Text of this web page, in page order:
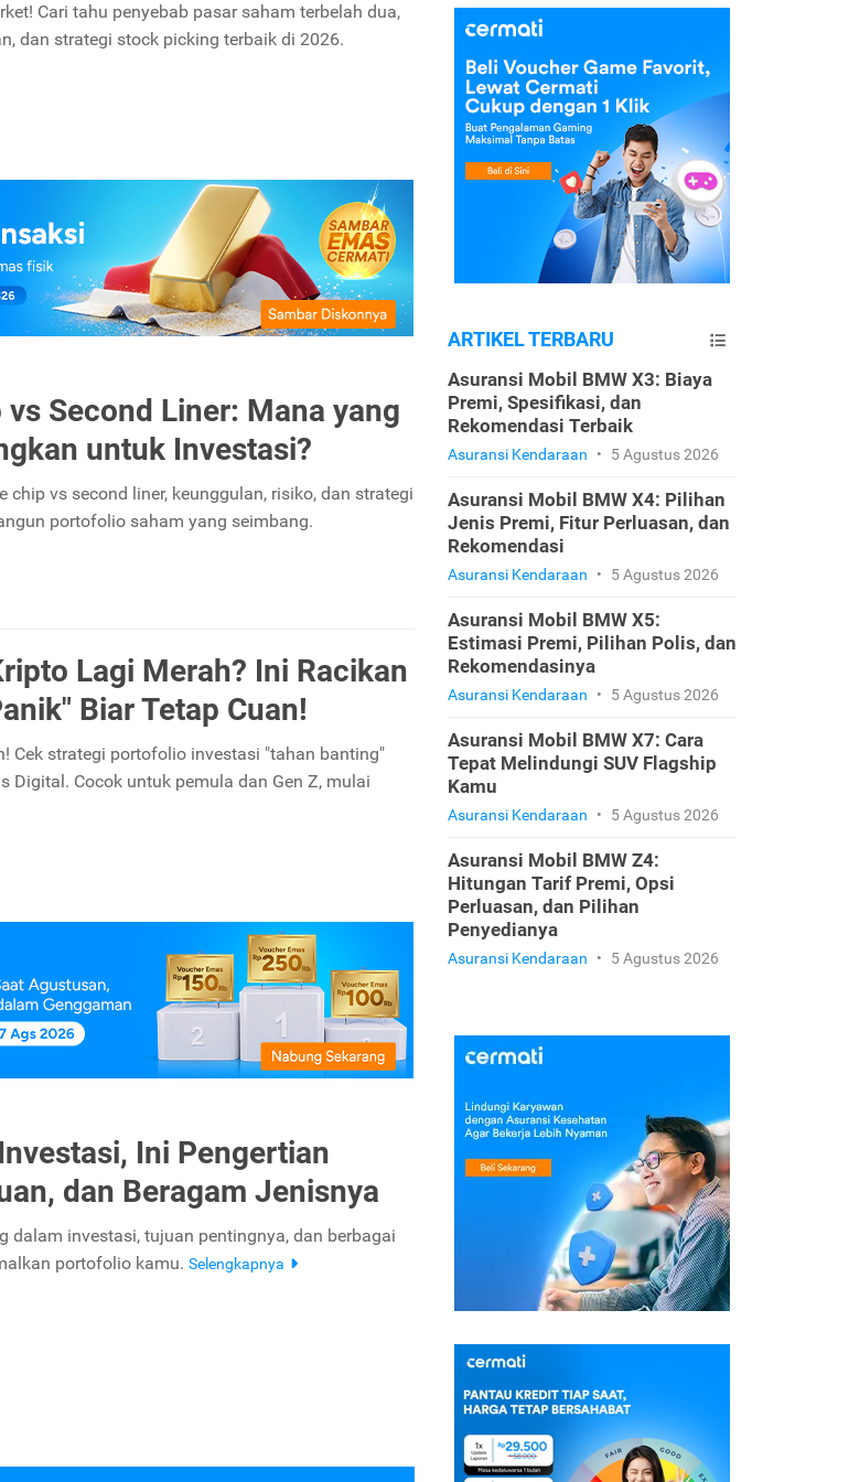
Cari tahu penyebab pasar saham terbelah dua,
dan strategi stock picking terbaik di 2026.
vs Second Liner: Mana yang
untuk Investasi?
chip vs second liner, keunggulan, risiko, dan strategi
portofolio saham yang seimbang.
Lagi Merah? Ini Racikan
Biar Tetap Cuan!
Cek strategi portofolio investasi "tahan banting"
Digital. Cocok untuk pemula dan Gen Z, mulai
Ini Pengertian
dan Beragam Jenisnya
dalam investasi, tujuan pentingnya, dan berbagai
portofolio kamu. Selengkapnya
ARTIKEL TERBARU
Asuransi Mobil BMW X3: Biaya
Premi, Spesifikasi, dan
Rekomendasi Terbaik
Asuransi Kendaraan • 5 Agustus 2026
Asuransi Mobil BMW X4: Pilihan
Jenis Premi, Fitur Perluasan, dan
Rekomendasi
Asuransi Kendaraan • 5 Agustus 2026
Asuransi Mobil BMW X5:
Estimasi Premi, Pilihan Polis, dan
Rekomendasinya
Asuransi Kendaraan • 5 Agustus 2026
Asuransi Mobil BMW X7: Cara
Tepat Melindungi SUV Flagship
Kamu
Asuransi Kendaraan • 5 Agustus 2026
Asuransi Mobil BMW Z4:
Hitungan Tarif Premi, Opsi
Perluasan, dan Pilihan
Penyedianya
Asuransi Kendaraan • 5 Agustus 2026